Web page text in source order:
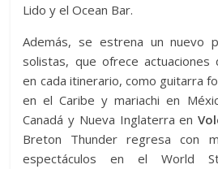
Lido y el Ocean Bar.
Además, se estrena un nuevo
solistas, que ofrece actuaciones
en cada itinerario, como guitarra
en el Caribe y mariachi en
Canadá y Nueva Inglaterra en
Breton Thunder regresa con
espectáculos en el World